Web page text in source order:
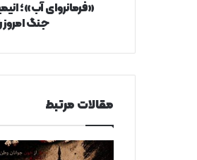
کرد
جنگ امروز
مقالات مرتبط